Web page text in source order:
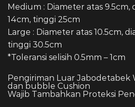
Medium : Diameter atas
14cm, tinggi 25cm
Large : Diameter atas 10.5cm,
tinggi 30.5cm
*Toleransi selisih 0.5mm – 1cm
Pengiriman Luar Jabodetabek
dan bubble Cushion
Wajib Tambahkan Proteksi